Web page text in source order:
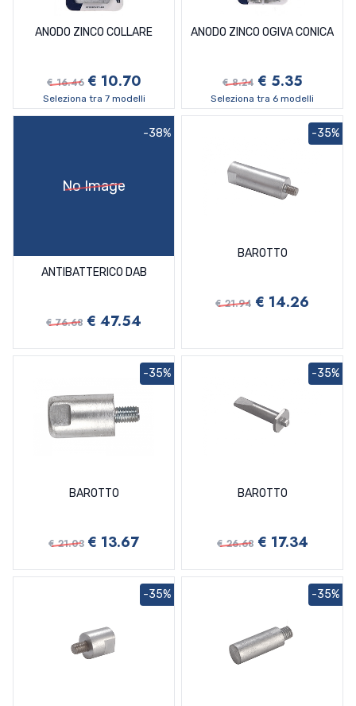
ANODO ZINCO COLLARE
€ 16.46 € 10.70
Seleziona tra 7 modelli
ANODO ZINCO OGIVA CONICA
€ 8.24 € 5.35
Seleziona tra 6 modelli
No Image
ANTIBATTERICO DAB
€ 76.68 € 47.54
-38%
BAROTTO
€ 21.94 € 14.26
-35%
BAROTTO
€ 21.03 € 13.67
-35%
BAROTTO
€ 26.68 € 17.34
-35%
-35% -35%